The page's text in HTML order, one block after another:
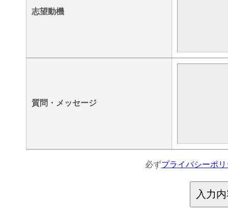
志望動機
質問・メッセージ
必ずプライバシーポリ